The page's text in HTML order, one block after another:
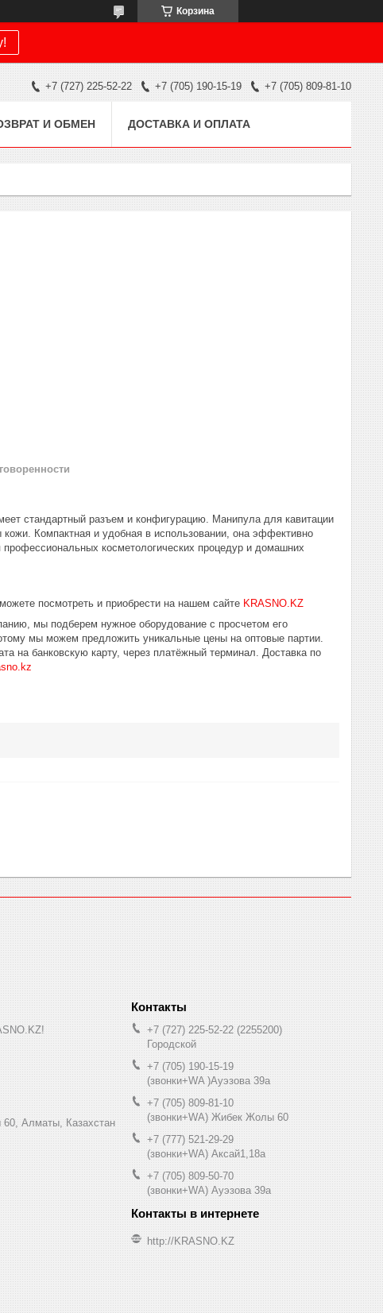
Корзина
+7 (727) 225-52-22 +7 (705) 190-15-19 +7 (705) 809-81-10
И ОБМЕН ДОСТАВКА И ОПЛАТА
стандартный разъем и конфигурацию. Манипула для кавитации
Компактная и удобная в использовании, она эффективно
косметологических процедур и домашних
посмотреть и приобрести на нашем сайте KRASNO.KZ
мы подберем нужное оборудование с просчетом его
мы можем предложить уникальные цены на оптовые партии.
на банковскую карту, через платёжный терминал. Доставка по
Жолы 60, Алматы, Казахстан
+7 (727) 225-52-22 2255200
Городской
+7 (705) 190-15-19
(звонки+WA )Ауэзова 39а
+7 (705) 809-81-10
(звонки+WA) Жибек Жолы 60
+7 (777) 521-29-29
(звонки+WA) Аксай1,18а
+7 (705) 809-50-70
(звонки+WA) Ауэзова 39а
http://KRASNO.KZ